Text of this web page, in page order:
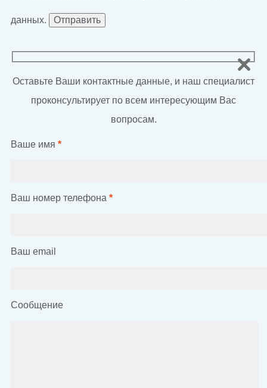
данных.
Оставьте Ваши контактные данные, и наш специалист
проконсультирует по всем интересующим Вас
вопросам.
Ваше имя *
Ваш номер телефона *
Ваш email
Сообщение